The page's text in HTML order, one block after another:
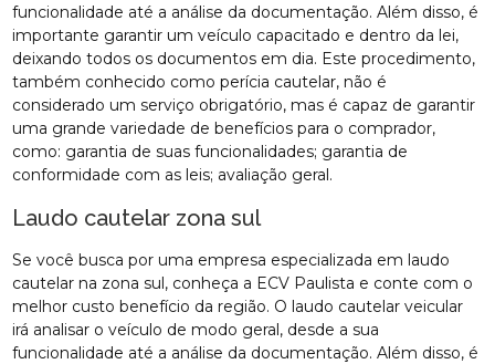
funcionalidade até a análise da documentação. Além disso, é
importante garantir um veículo capacitado e dentro da lei,
deixando todos os documentos em dia. Este procedimento,
também conhecido como perícia cautelar, não é
considerado um serviço obrigatório, mas é capaz de garantir
uma grande variedade de benefícios para o comprador,
como: garantia de suas funcionalidades; garantia de
conformidade com as leis; avaliação geral.
Laudo cautelar zona sul
Se você busca por uma empresa especializada em laudo
cautelar na zona sul, conheça a ECV Paulista e conte com o
melhor custo benefício da região. O laudo cautelar veicular
irá analisar o veículo de modo geral, desde a sua
funcionalidade até a análise da documentação. Além disso, é